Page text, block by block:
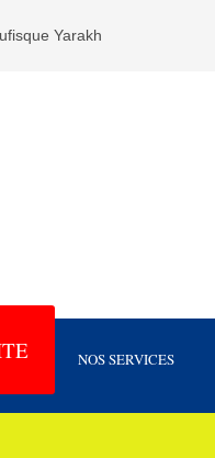
Yarakh
NOS SERVICES